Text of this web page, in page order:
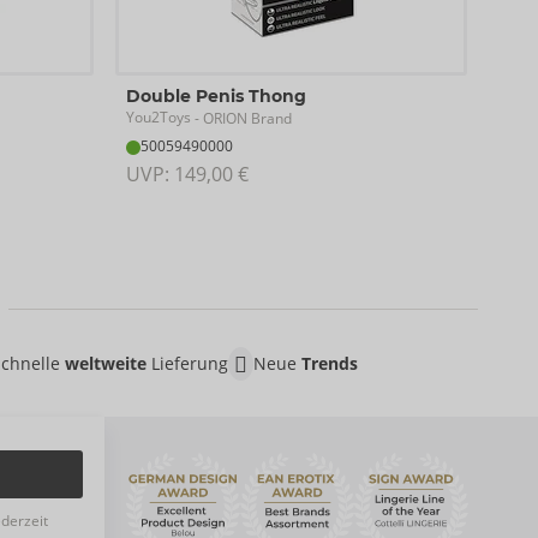
Double Penis Thong
You2Toys - ORION Brand
50059490000
UVP: 149,00 €
weltweiteLieferung Neue Trends